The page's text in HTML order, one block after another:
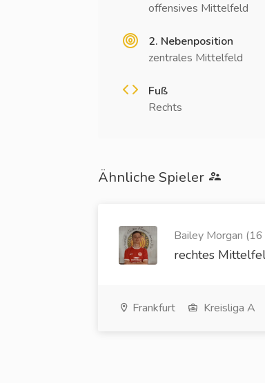
offensives Mittelfeld
2. Nebenposition
zentrales Mittelfeld
Fuß
Rechts
Ähnliche Spieler
Bailey Morgan (16
rechtes
Frankfurt Kreisliga A